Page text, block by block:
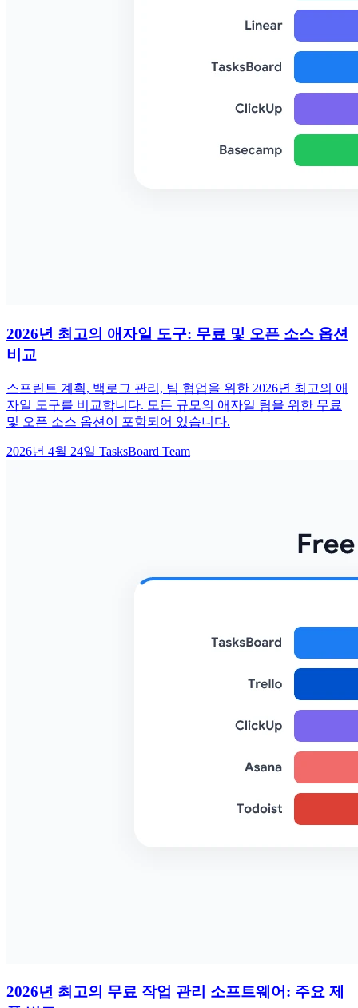
2026년 최고의 애자일 도구: 무료 및 오픈 소스 옵션
비교
스프린트 계획, 백로그 관리, 팀 협업을 위한 2026년 최고의 애
자일 도구를 비교합니다. 모든 규모의 애자일 팀을 위한 무료
및 오픈 소스 옵션이 포함되어 있습니다.
2026년 4월 24일 TasksBoard Team
2026년 최고의 무료 작업 관리 소프트웨어: 주요 제